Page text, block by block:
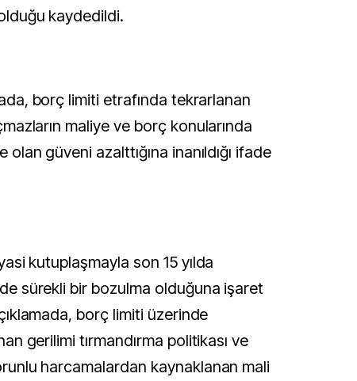
kaydedildi.
borç limiti etrafında tekrarlanan
maliye ve borç konularında
olan güveni azalttığına inanıldığı ifade
kutuplaşmayla son 15 yılda
sürekli bir bozulma olduğuna işaret
borç limiti üzerinde
gerilimi tırmandırma politikası ve
harcamalardan kaynaklanan mali